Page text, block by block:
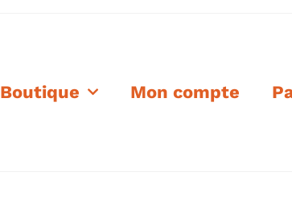
Boutique Mon compte